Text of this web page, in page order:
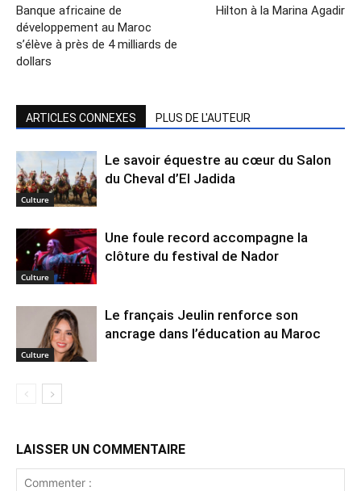
Banque africaine de
développement au Maroc
s’élève à près de 4 milliards de
dollars
Hilton à la Marina Agadir
ARTICLES CONNEXES PLUS DE L'AUTEUR
Culture
Le savoir équestre au cœur du Salon
du Cheval d’El Jadida
Culture
Une foule record accompagne la
clôture du festival de Nador
Culture
Le français Jeulin renforce son
ancrage dans l’éducation au Maroc
LAISSER UN COMMENTAIRE